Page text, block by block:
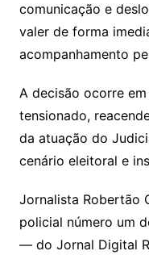
comunicação e
valer de forma
acompanhamento
A decisão ocorre
tensionado,
da atuação do
cenário eleitoral e
Jornalista Robertão
policial número um
— do Jornal Digital